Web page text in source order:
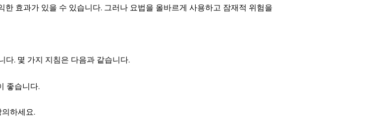
효과가 있을 수 있습니다. 그러나 요법을 올바르게 사용하고 잠재적 위험을
다. 몇 가지 지침은 다음과 같습니다.
좋습니다.
하세요.